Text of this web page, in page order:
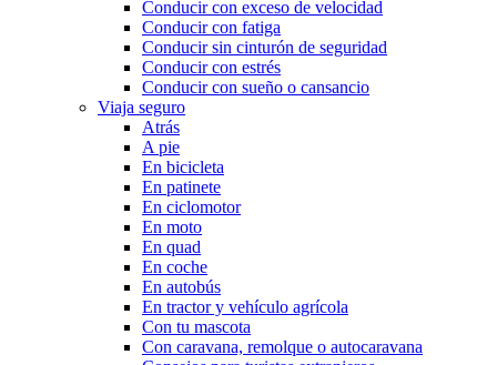
Conducir con exceso de velocidad
Conducir con fatiga
Conducir sin cinturón de seguridad
Conducir con estrés
Conducir con sueño o cansancio
Viaja seguro
Atrás
A pie
En bicicleta
En patinete
En ciclomotor
En moto
En quad
En coche
En autobús
En tractor y vehículo agrícola
Con tu mascota
Con caravana, remolque o autocaravana